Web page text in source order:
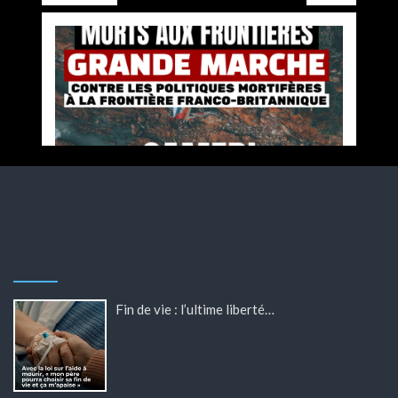
Fin de vie : l’ultime liberté…